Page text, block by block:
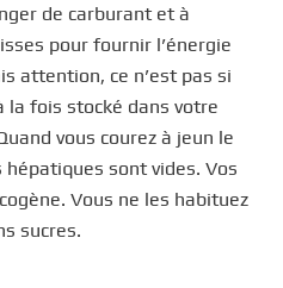
de carburant et à
pour fournir l’énergie
attention, ce n’est pas si
la fois stocké dans votre
vous courez à jeun le
sont vides. Vos
Vous ne les habituez
sucres.